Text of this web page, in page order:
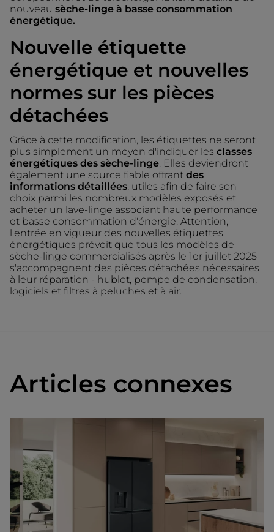
nouveau sèche-linge à basse consommation
énergétique.
Nouvelle étiquette
énergétique et nouvelles
normes sur les pièces
détachées
Grâce à cette modification, les étiquettes ne seront
plus simplement un moyen d'indiquer les classes
énergétiques des sèche-linge. Elles deviendront
également une source fiable offrant des
informations détaillées , utiles afin de faire son
choix parmi les nombreux modèles exposés et
acheter un lave-linge associant haute performance
et basse consommation d'énergie. Attention,
l'entrée en vigueur des nouvelles étiquettes
énergétiques prévoit que tous les modèles de
sèche-linge commercialisés après le 1er juillet 2025
s'accompagnent des pièces détachées nécessaires
à leur réparation - hublot, pompe de condensation,
logiciels et filtres à peluches et à air.
Articles connexes